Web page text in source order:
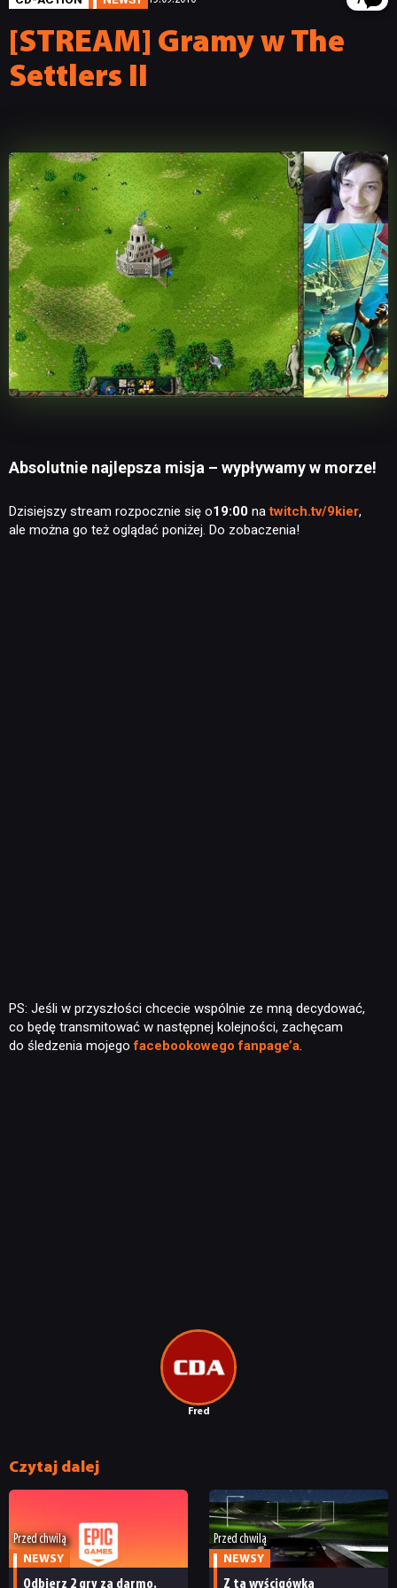
NEWSY
PUBLICYSTYKA
[STREAM] Gramy w The
Settlers II
Fred
Absolutnie najlepsza misja – wypływamy w morze!
Dzisiejszy stream rozpocznie się o19:00 natwitch.tv/9kier,
ale można go też oglądać poniżej. Do zobaczenia!
PS: Jeśli w przyszłości chcecie wspólnie ze mną decydować,
co będę transmitować w następnej kolejności, zachęcam
do śledzenia mojego facebookowego fanpage’a.
Czytaj dalej
Przed chwilą
NEWSY
Odbierz 2 gry za darmo.
Przed chwilą
NEWSY
Z tą wyścigówką